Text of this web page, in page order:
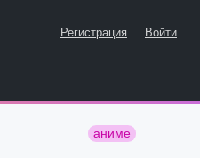
Регистрация Войти
аниме